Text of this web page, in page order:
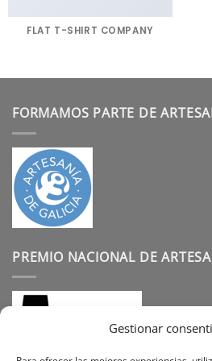
Gestionar
FLAT T-SHIRT COMPANY
FORMAMOS PARTE DE
PREMIO NACIONAL DE